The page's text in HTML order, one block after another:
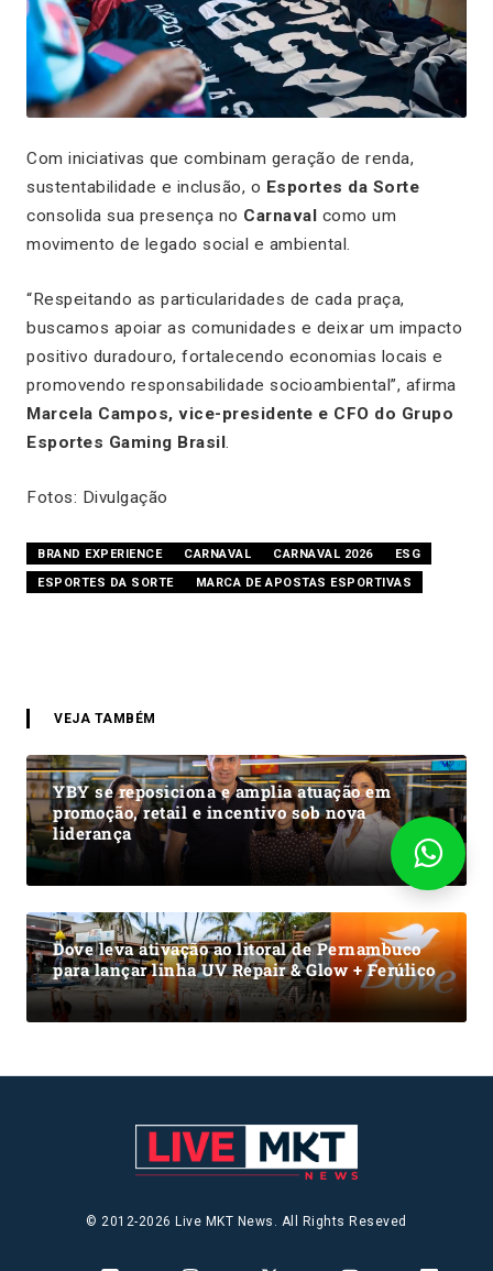
Com iniciativas que combinam geração de renda,
sustentabilidade e inclusão, o Esportes da Sorte
consolida sua presença no Carnaval como um
movimento de legado social e ambiental.
“Respeitando as particularidades de cada praça,
buscamos apoiar as comunidades e deixar um impacto
positivo duradouro, fortalecendo economias locais e
promovendo responsabilidade socioambiental”, afirma
Marcela Campos, vice-presidente e CFO do Grupo
Esportes Gaming Brasil.
Fotos: Divulgação
BRAND EXPERIENCE CARNAVAL CARNAVAL 2026
ESG
ESPORTES DA SORTE
MARCA DE APOSTAS ESPORTIVAS
VEJA TAMBÉM
YBY se reposiciona e amplia atuação em
promoção, retail e incentivo sob nova
liderança
Dove leva ativação ao litoral de Pernambuco
para lançar linha UV Repair & Glow + Ferúlico
© 2012-2026 Live MKT News. All Rights Reseved